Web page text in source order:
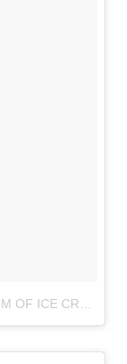
Uma publicação compartilhada por MUSEUM OF ICE CREAM (@museumoficecream)